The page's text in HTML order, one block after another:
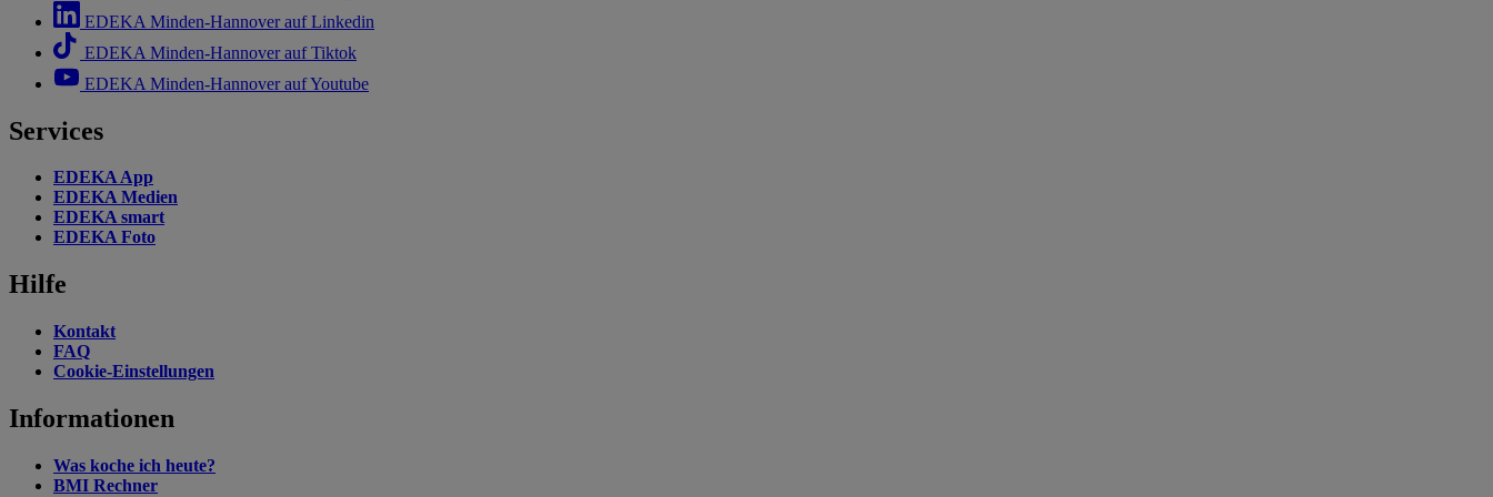
EDEKA Minden-Hannover auf Linkedin
EDEKA Minden-Hannover auf Tiktok
EDEKA Minden-Hannover auf Youtube
Services
EDEKA App
EDEKA Medien
EDEKA smart
EDEKA Foto
Hilfe
Kontakt
FAQ
Cookie-Einstellungen
Informationen
Was koche ich heute?
BMI Rechner